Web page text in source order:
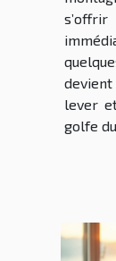
lever
golfe